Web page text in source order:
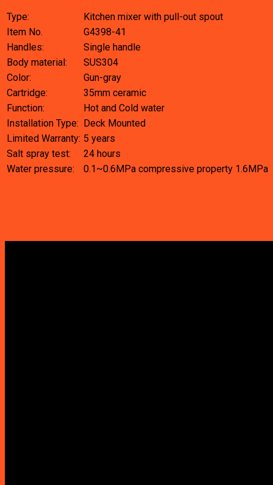
Type:
Kitchen mixer with pull-out spout
Item No.
G4398-41
Handles:
Single handle
Body material:
SUS304
Color:
Gun-gray
Cartridge:
35mm ceramic
Function:
Hot and Cold water
Installation Type: Deck Mounted
Limited Warranty: 5 years
Salt spray test:
24 hours
Water pressure:
0.1~0.6MPa compressive property 1.6MPa